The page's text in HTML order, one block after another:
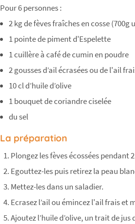
Pour 6 personnes :
2 kg de fèves fraîches en cosse (700g
1 pointe de piment d'Espelette
1 cuillère à café de cumin en poudre
2 gousses d’ail écrasées ou de l'ail
10 cl d’huile d’olive
1 bouquet de coriandre ciselée
du sel
La préparation
Plongez les fèves écossées pendant
Egouttez-les puis retirez la peau
Mettez-les dans un saladier.
Ecrasez l’ail ou émincez l'ail frais et
Ajoutez l’huile d’olive, un trait de